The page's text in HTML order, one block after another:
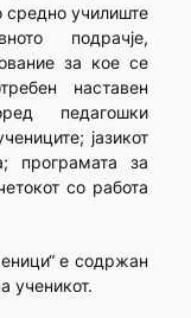
средно училиште
подрачје,
за кое се
наставен
педагошки
јазикот
програмата за
со работа
е содржан
ученикот.